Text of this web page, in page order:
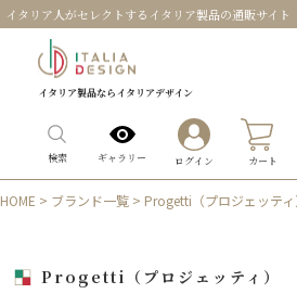
イタリア人がセレクトするイタリア製品の通販サイト
イタリア製品ならイタリアデザイン
検索 ギャラリー ログイン カート
HOME > ブランド一覧 > Progetti（プロジェッティ
Progetti（プロジェッティ）